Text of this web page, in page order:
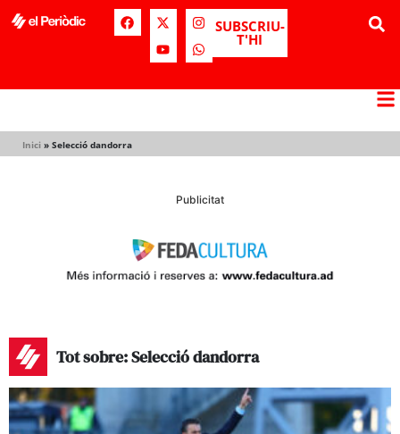
SUBSCRIU-
T'HI
Inici » Selecció dandorra
Publicitat
Tot sobre: Selecció dandorra